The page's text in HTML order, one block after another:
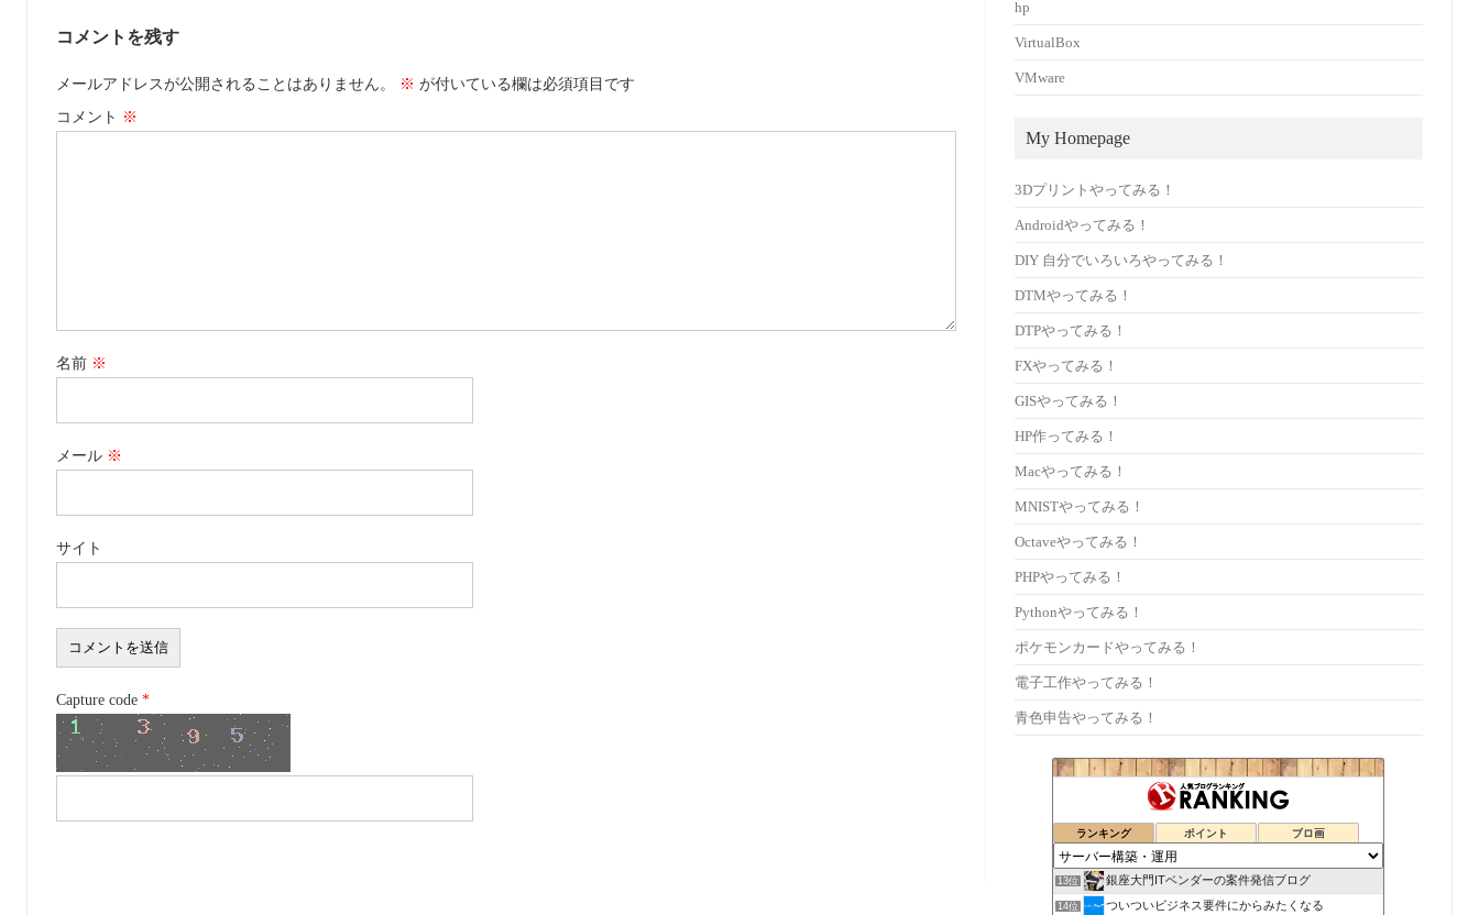
コメントを残す
メールアドレスが公開されることはありません。 ※ が付いている欄は必須項目です
コメント ※
名前 ※
メール ※
サイト
Capture code *
hp
VirtualBox
VMware
My Homepage
3Dプリントやってみる！
Androidやってみる！
DIY 自分でいろいろやってみる！
DTMやってみる！
DTPやってみる！
FXやってみる！
GISやってみる！
HP作ってみる！
Macやってみる！
MNISTやってみる！
Octaveやってみる！
PHPやってみる！
Pythonやってみる！
ポケモンカードやってみる！
電子工作やってみる！
青色申告やってみる！
ランキング ポイント ブロ画
13位 銀座大門ITベンダーの案件発信ブログ
14位 ついついビジネス要件にからみたくなる